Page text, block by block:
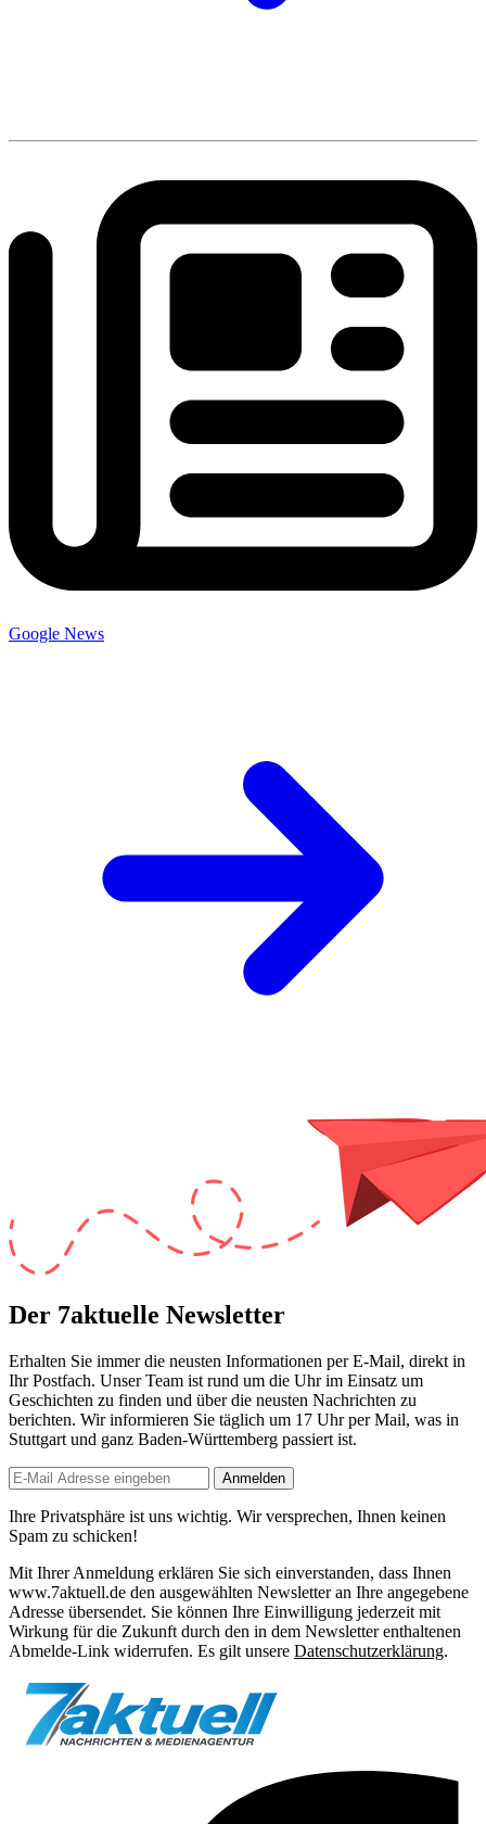
Google News
Der 7aktuelle Newsletter
Erhalten Sie immer die neusten Informationen per E-Mail, direkt in
Ihr Postfach. Unser Team ist rund um die Uhrim Einsatz um
Geschichten zu finden und über die neusten Nachrichten zu
berichten. Wir informieren Sie täglich um 17 Uhrper Mail, was in
Stuttgart und ganz Baden-Württemberg passiert ist.
Anmelden
Ihre Privatsphäre ist uns wichtig. Wir versprechen, Ihnen keinen
Spam zu schicken!
Mit Ihrer Anmeldung erklären Sie sich einverstanden, dass Ihnen
www.7aktuell.de den ausgewählten Newsletter an Ihre angegebene
Adresse übersendet. Sie können Ihre Einwilligung jederzeit mit
Wirkung für die Zukunft durch den in dem Newsletter enthaltenen
Abmelde-Link widerrufen. Es gilt unsere Datenschutzerklärung.